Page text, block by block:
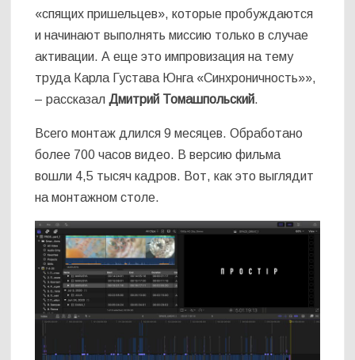
«спящих пришельцев», которые пробуждаются
и начинают выполнять миссию только в случае
активации. А еще это импровизация на тему
труда Карла Густава Юнга «Синхроничность»»,
– рассказалДмитрий Томашпольский.
Всего монтаж длился 9 месяцев. Обработано
более 700 часов видео. В версию фильма
вошли 4,5 тысяч кадров. Вот, как это выглядит
на монтажном столе.